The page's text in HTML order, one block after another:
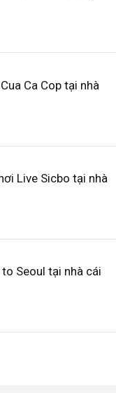
Ca Cop tại nhà
Live Sicbo tại nhà
Seoul tại nhà cái